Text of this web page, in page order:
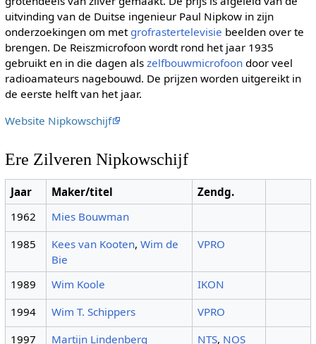
uitvinding van de Duitse ingenieur Paul Nipkow in zijn
onderzoekingen om met grofrastertelevisie beelden over te
brengen. De Reiszmicrofoon wordt rond het jaar 1935
gebruikt en in die dagen als zelfbouwmicrofoondoor veel
radioamateurs nagebouwd. De prijzen worden uitgereikt in
de eerste helft van het jaar.
Website Nipkowschijf
Ere Zilveren Nipkowschijf
Jaar Maker/titel
Zendg.
1962
Mies Bouwman
1985
Kees van Kooten,Wim de
Bie
VPRO
1989 Wim Koole
IKON
1994
Wim T. Schippers
VPRO
1997
Martijn Lindenberg NTS, NOS